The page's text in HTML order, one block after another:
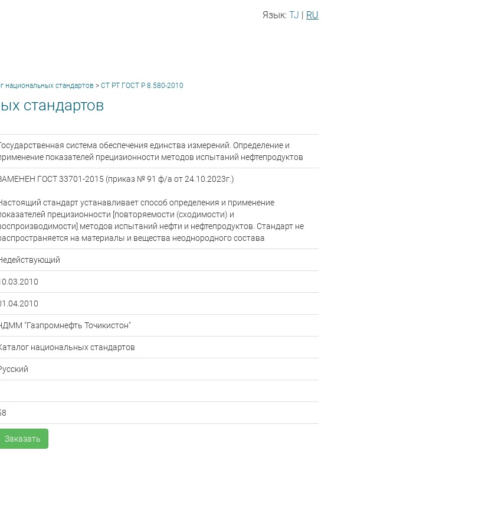
Язык: TJ | RU
национальных стандартов > СТ РТ ГОСТ Р 8.580-2010
стандартов
система обеспечения единства измерений. Определение и
показателей прецизионности методов испытаний нефтепродуктов
ГОСТ 33701-2015 (приказ № 91 ф/а от 24.10.2023г.)
стандарт устанавливает способ определения и применение
прецизионности [повторяемости (сходимости) и
методов испытаний нефти и нефтепродуктов. Стандарт не
на материалы и вещества неоднородного состава
"Газпромнефть Точикистон"
национальных стандартов
Заказать